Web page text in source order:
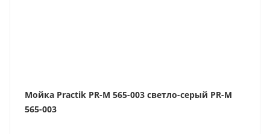
Мойка Practik PR-M 565-003 светло-серый PR-M
565-003